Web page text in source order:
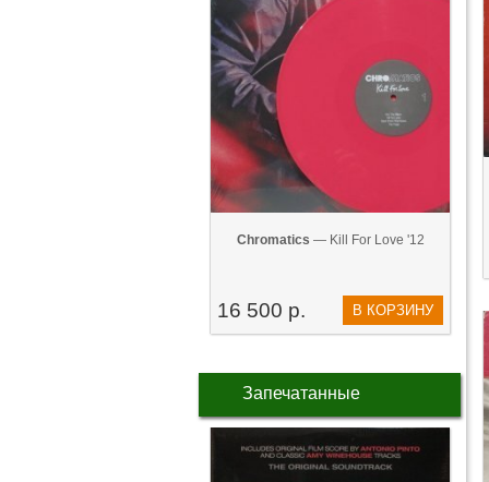
Chromatics — Kill For Love '12
16 500 р. В КОРЗИНУ
Запечатанные